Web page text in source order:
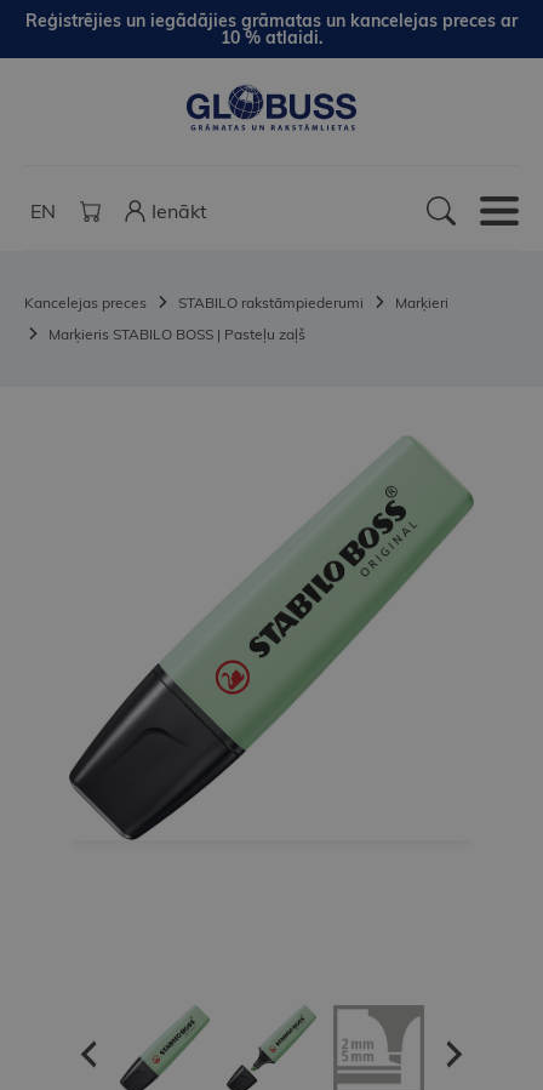
Reģistrējies un iegādājies grāmatas un kancelejas preces ar
10 % atlaidi.
EN Ienākt
Kancelejas preces STABILO rakstāmpiederumi
Marķieri
Marķieris STABILO BOSS | Pasteļu zaļš